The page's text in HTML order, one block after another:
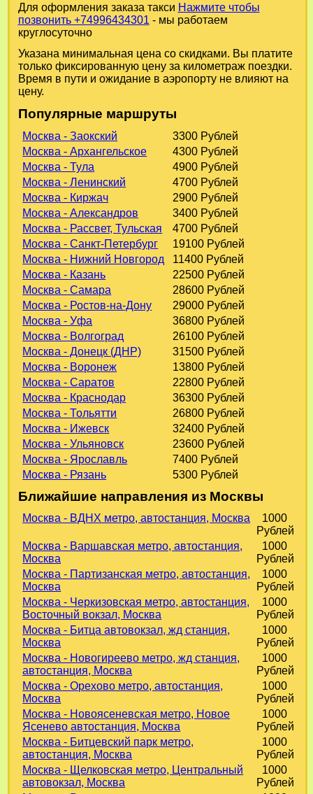
Для оформления заказа такси Нажмите чтобы
позвонить +74996434301 - мы работаем
круглосуточно
Указана минимальная цена со скидками. Вы платите
только фиксированную цену за километраж поездки.
Время в пути и ожидание в аэропорту не влияют на
цену.
Популярные маршруты
Москва - Заокский
3300 Рублей
Москва - Архангельское
4300 Рублей
Москва - Тула
4900 Рублей
Москва - Ленинский
4700 Рублей
Москва - Киржач
2900 Рублей
Москва - Александров
3400 Рублей
Москва - Рассвет, Тульская
4700 Рублей
Москва - Санкт-Петербург
19100 Рублей
Москва - Нижний Новгород
11400 Рублей
Москва - Казань
22500 Рублей
Москва - Самара
28600 Рублей
Москва - Ростов-на-Дону
29000 Рублей
Москва - Уфа
36800 Рублей
Москва - Волгоград
26100 Рублей
Москва - Донецк (ДНР)
31500 Рублей
Москва - Воронеж
13800 Рублей
Москва - Саратов
22800 Рублей
Москва - Краснодар
36300 Рублей
Москва - Тольятти
26800 Рублей
Москва - Ижевск
32400 Рублей
Москва - Ульяновск
23600 Рублей
Москва - Ярославль
7400 Рублей
Москва - Рязань
5300 Рублей
Ближайшие направления из Москвы
Москва - ВДНХ метро, автостанция, Москва
1000
Рублей
Москва - Варшавская метро, автостанция,
Москва
1000
Рублей
Москва - Партизанская метро, автостанция,
Москва
1000
Рублей
Москва - Черкизовская метро, автостанция,
Восточный вокзал, Москва
1000
Рублей
Москва - Битца автовокзал, жд станция,
Москва
1000
Рублей
Москва - Новогиреево метро, жд станция,
автостанция, Москва
1000
Рублей
Москва - Орехово метро, автостанция,
Москва
1000
Рублей
Москва - Новоясеневская метро, Новое
Ясенево автостанция, Москва
1000
Рублей
Москва - Битцевский парк метро,
автостанция, Москва
1000
Рублей
Москва - Щелковская метро, Центральный
автовокзал, Москва
1000
Рублей